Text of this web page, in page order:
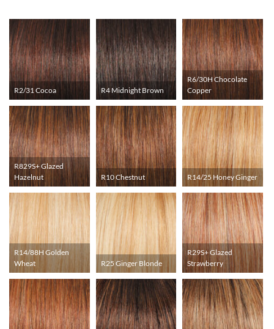
R2/31 Cocoa R4 Midnight Brown
R6/30H Chocolate
Copper
R829S+ Glazed
Hazelnut
R10 Chestnut R14/25 Honey Ginger
R14/88H Golden
Wheat
R25 Ginger Blonde
R29S+ Glazed
Strawberry